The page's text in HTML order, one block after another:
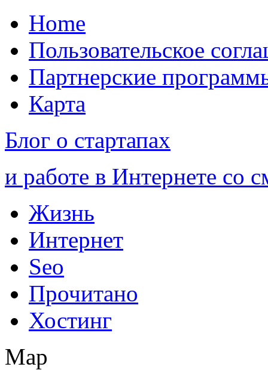
Home
Пользовательское
Партнерские
Карта
Блог о стартапах
и работе в Интернете со
Жизнь
Интернет
Seo
Прочитано
Хостинг
Мар